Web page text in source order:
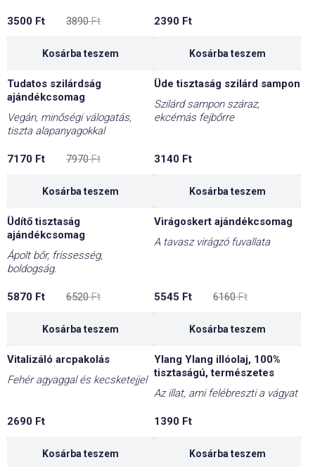
3890Ft
price
3500 Ft
price
Kosárba teszem
2390 Ft
Kosárba teszem
Tudatos szilárdság
ajándékcsomag
Vegán, minőségi válogatás,
tiszta alapanyagokkal
7970Ft
price
7170 Ft
price
Kosárba teszem
Üde tisztaság szilárd sampon
Szilárd sampon száraz,
ekcémás fejbőrre
3140 Ft
Kosárba teszem
Üdítő tisztaság
ajándékcsomag
Ápolt bőr, frissesség,
boldogság.
6520Ft
price
5870 Ft
price
Kosárba teszem
-10%
Virágoskert ajándékcsomag
A tavasz virágzó fuvallata
6160Ft
price
5545 Ft
price
Kosárba teszem
Vitalizáló arcpakolás
Fehér agyaggal és kecsketejjel
2690 Ft
Kosárba teszem
Ylang Ylang illóolaj, 100%
tisztaságú, természetes
Az illat, ami felébreszti a vágyat
1390 Ft
Kosárba teszem